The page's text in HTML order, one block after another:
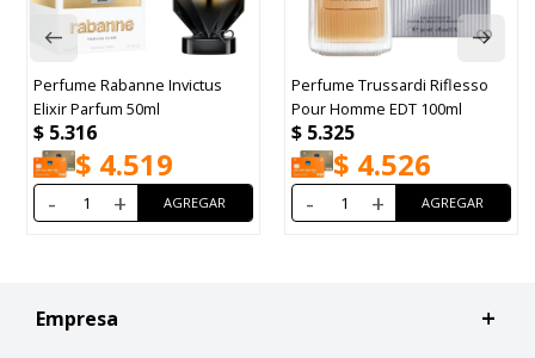
Perfume Rabanne Invictus
Elixir Parfum 50ml
$ 5.316
$ 4.519
- +
Perfume Trussardi Riflesso
Pour Homme EDT 100ml
$ 5.325
$ 4.526
- +
Empresa